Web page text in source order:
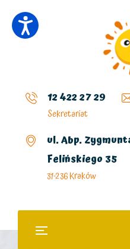
12 422 27 29
Sekretariat
ul. Abp.
Felińskiego 35
31-236 Kraków